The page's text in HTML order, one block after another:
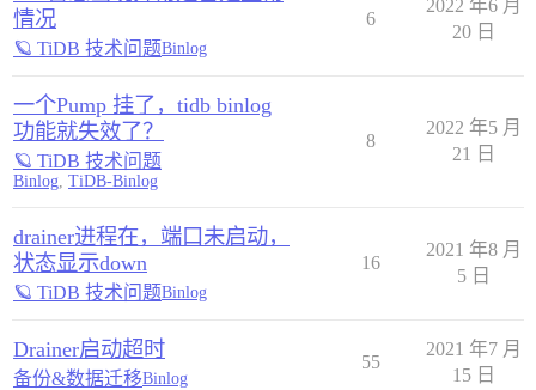
情况
🪐 TiDB 技术问题Binlog
6
2022 年6 月
20 日
一个Pump 挂了，tidb binlog
功能就失效了？
🪐 TiDB 技术问题
Binlog, TiDB-Binlog
8
2022 年5 月
21 日
drainer进程在，端口未启动，
状态显示down
🪐 TiDB 技术问题Binlog
16
2021 年8 月
5 日
Drainer启动超时
备份&数据迁移Binlog
55
2021 年7 月
15 日